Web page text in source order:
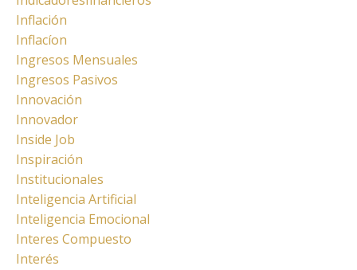
Inflación
Inflacíon
Ingresos Mensuales
Ingresos Pasivos
Innovación
Innovador
Inside Job
Inspiración
Institucionales
Inteligencia Artificial
Inteligencia Emocional
Interes Compuesto
Interés